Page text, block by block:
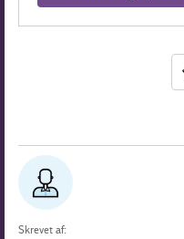
Skrevet af: